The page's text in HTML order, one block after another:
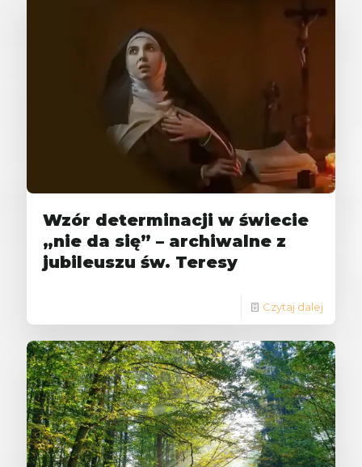
Wzór determinacji w świecie
„nie da się” – archiwalne z
jubileuszu św. Teresy
Czytaj dalej